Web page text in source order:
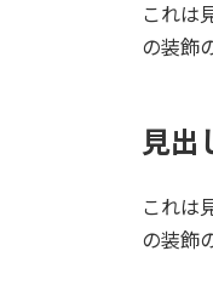
これは
の装飾
見出
これは
の装飾